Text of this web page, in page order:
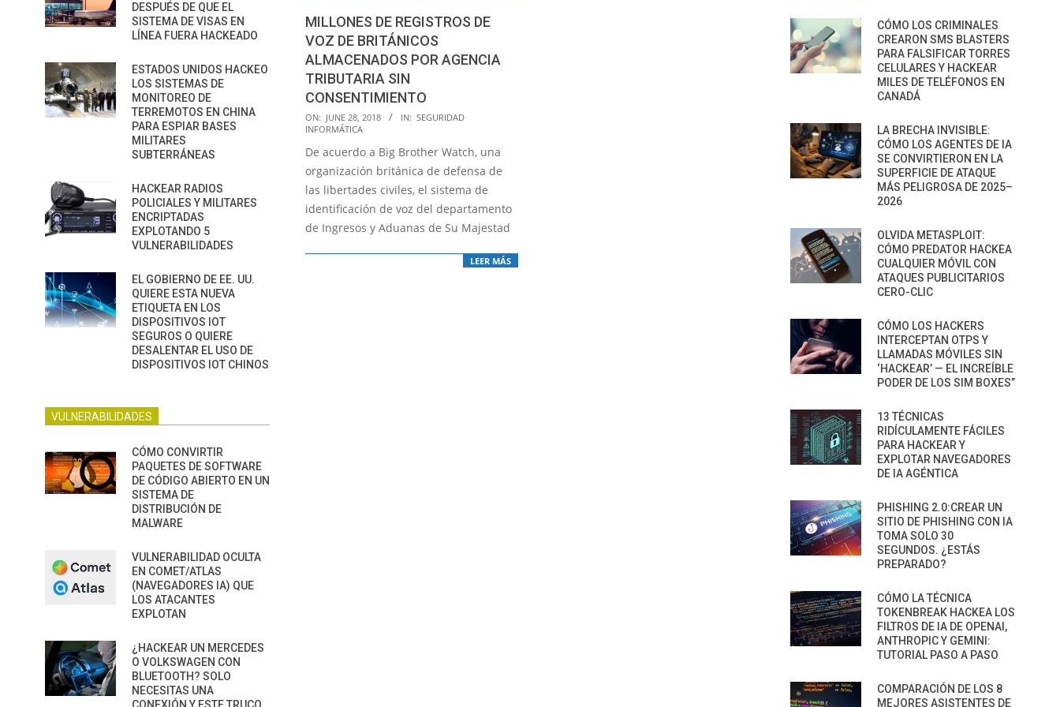
MILLONES DE REGISTROS DE
VOZ DE BRITÁNICOS
ALMACENADOS POR AGENCIA
TRIBUTARIA SIN
CONSENTIMIENTO
2018-
06-
28
ON: JUNE 28, 2018 IN: SEGURIDAD
INFORMÁTICA
De acuerdo a Big Brother Watch, una
organización británica de defensa de
las libertades civiles, el sistema de
identificación de voz del departamento
de Ingresos y Aduanas de Su Majestad
LEER MÁS
DESPUÉS DE QUE EL
SISTEMA DE VISAS EN
LÍNEA FUERA HACKEADO
ESTADOS UNIDOS HACKEO
LOS SISTEMAS DE
MONITOREO DE
TERREMOTOS EN CHINA
PARA ESPIAR BASES
MILITARES
SUBTERRÁNEAS
HACKEAR RADIOS
POLICIALES Y MILITARES
ENCRIPTADAS
EXPLOTANDO 5
VULNERABILIDADES
EL GOBIERNO DE EE. UU.
QUIERE ESTA NUEVA
ETIQUETA EN LOS
DISPOSITIVOS IOT
SEGUROS O QUIERE
DESALENTAR EL USO DE
DISPOSITIVOS IOT CHINOS
VULNERABILIDADES
CÓMO CONVIRTIR
PAQUETES DE SOFTWARE
DE CÓDIGO ABIERTO EN UN
SISTEMA DE
DISTRIBUCIÓN DE
MALWARE
VULNERABILIDAD OCULTA
EN COMET/ATLAS
(NAVEGADORES IA) QUE
LOS ATACANTES
EXPLOTAN
¿HACKEAR UN MERCEDES
O VOLKSWAGEN CON
BLUETOOTH? SOLO
NECESITAS UNA
CÓMO LOS CRIMINALES
CREARON SMS BLASTERS
PARA FALSIFICAR TORRES
CELULARES Y HACKEAR
MILES DE TELÉFONOS EN
CANADÁ
LA BRECHA INVISIBLE:
CÓMO LOS AGENTES DE IA
SE CONVIRTIERON EN LA
SUPERFICIE DE ATAQUE
MÁS PELIGROSA DE 2025–
2026
OLVIDA METASPLOIT:
CÓMO PREDATOR HACKEA
CUALQUIER MÓVIL CON
ATAQUES PUBLICITARIOS
CERO-CLIC
CÓMO LOS HACKERS
INTERCEPTAN OTPS Y
LLAMADAS MÓVILES SIN
‘HACKEAR’ — EL INCREÍBLE
PODER DE LOS SIM BOXES”
13 TÉCNICAS
RIDÍCULAMENTE FÁCILES
PARA HACKEAR Y
EXPLOTAR NAVEGADORES
DE IA AGÉNTICA
PHISHING 2.0:CREAR UN
SITIO DE PHISHING CON IA
TOMA SOLO 30
SEGUNDOS. ¿ESTÁS
PREPARADO?
CÓMO LA TÉCNICA
TOKENBREAK HACKEA LOS
FILTROS DE IA DE OPENAI,
ANTHROPIC Y GEMINI:
TUTORIAL PASO A PASO
COMPARACIÓN DE LOS 8
MEJORES ASISTENTES DE